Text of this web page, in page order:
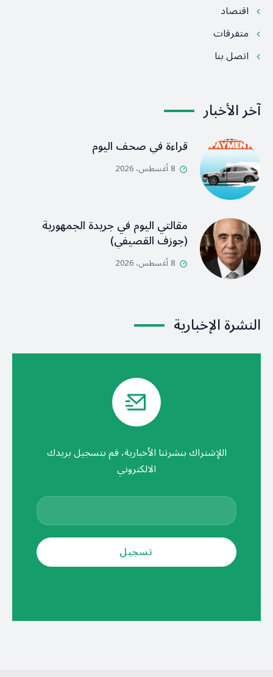
اقتصاد
متفرقات
اتصل بنا
آخر الأخبار
قراءة في صحف اليوم
8 أغسطس، 2026
مقالتي اليوم في جريدة الجمهورية
(جوزف القصيفي)
8 أغسطس، 2026
النشرة الإخبارية
اللإشتراك بنشرتنا الأخبارية، قم بتسجيل بريدك
الالكتروني